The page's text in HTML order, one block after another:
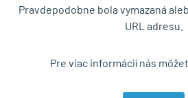
Pravdepodobne bola vymazaná
URL adresu.
Pre viac informácií nás